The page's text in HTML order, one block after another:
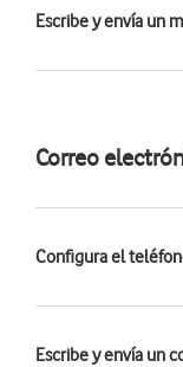
Escribe y envía un
Correo
Configura el
Escribe y envía un